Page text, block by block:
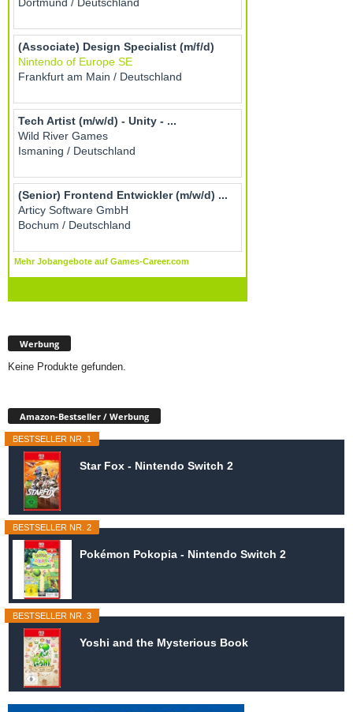
Werbung
Keine Produkte gefunden.
Amazon-Bestseller / Werbung
BESTSELLER NR. 1
Star Fox - Nintendo Switch 2
BESTSELLER NR. 2
Pokémon Pokopia - Nintendo Switch 2
BESTSELLER NR. 3
Yoshi and the Mysterious Book